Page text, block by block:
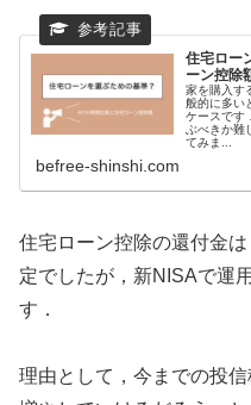
住宅ロー
ーン控除
家を購入す
般的に多い
ケースです
ぶべきか難
てみま...
befree-shinshi.com
住宅ローン控除の還付金
定でしたが，新NISAで運
す．
理由として，今までの投